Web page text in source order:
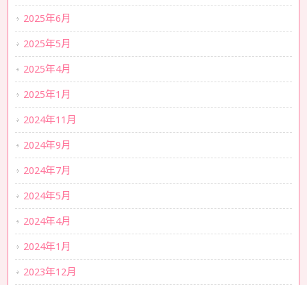
2025年6月
2025年5月
2025年4月
2025年1月
2024年11月
2024年9月
2024年7月
2024年5月
2024年4月
2024年1月
2023年12月